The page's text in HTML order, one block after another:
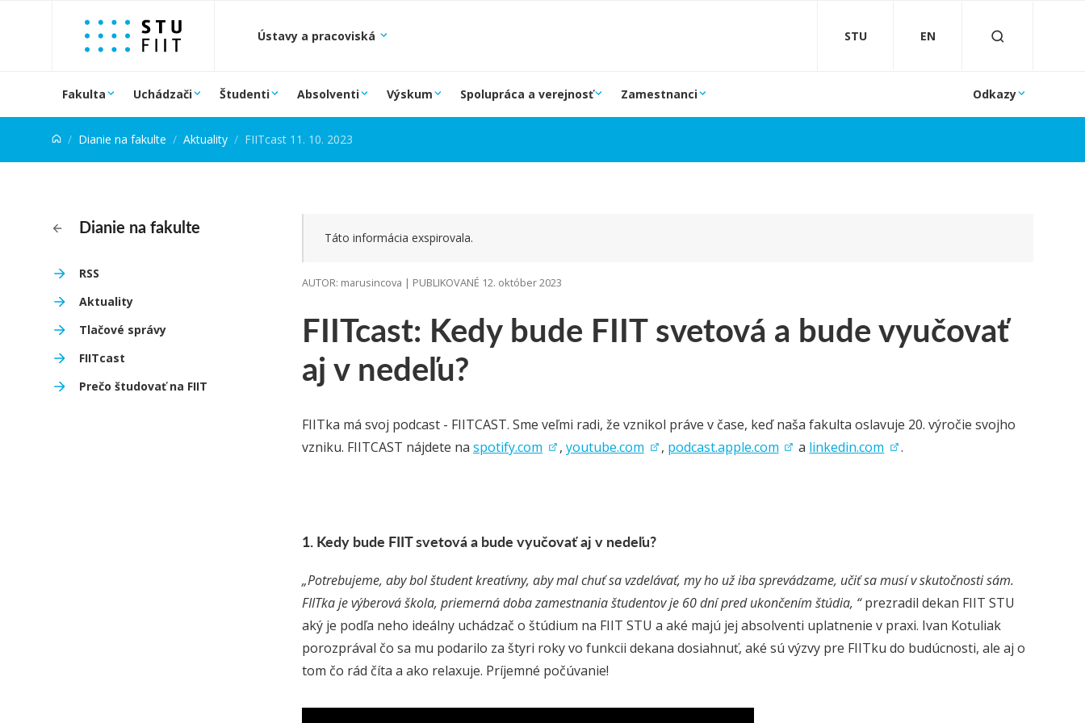
Prejsť na obsah
Ústavy a pracoviská STU EN
Fakulta Uchádzači Študenti Absolventi Výskum Spolupráca a verejnosť Zamestnanci Odkazy
Dianie na fakulte Aktuality FIITcast 11. 10. 2023
Dianie na fakulte
RSS
Aktuality
Tlačové správy
FIITcast
Prečo študovať na FIIT
FIITcast: Kedy bude FIIT svetová a bude vyučovať
aj v nedeľu?
Táto informácia exspirovala.
AUTOR: marusincova | PUBLIKOVANÉ 12. október 2023
FIITka má svoj podcast - FIITCAST. Sme veľmi radi, že vznikol práve v čase, keď naša fakulta oslavuje 20. výročie svojho
vzniku. FIITCAST nájdete na spotify.com , youtube.com , podcast.apple.com a linkedin.com .
1. Kedy bude FIIT svetová a bude vyučovať aj v nedeľu?
„Potrebujeme, aby bol študent kreatívny, aby mal chuť sa vzdelávať, my ho už iba sprevádzame, učiť sa musí v skutočnosti sám.
FIITka je výberová škola, priemerná doba zamestnania študentov je 60 dní pred ukončením štúdia, “prezradil dekan FIIT STU
aký je podľa neho ideálny uchádzač o štúdium na FIIT STU a aké majú jej absolventi uplatnenie v praxi. Ivan Kotuliak
porozprával čo sa mu podarilo za štyri roky vo funkcii dekana dosiahnuť, aké sú výzvy pre FIITku do budúcnosti, ale aj o
tom čo rád číta a ako relaxuje. Príjemné počúvanie!